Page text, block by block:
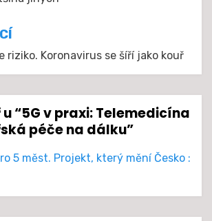
riziko. Koronavirus se šíří jako kouř
“5G v praxi: Telemedicína
péče na dálku”
5 měst. Projekt, který mění Česko :